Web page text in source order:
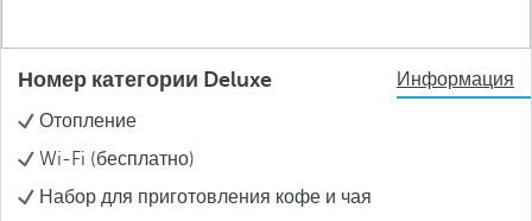
Номер категории Deluxe
Информация
Отопление
Wi-Fi (бесплатно)
Набор для приготовления кофе и чая